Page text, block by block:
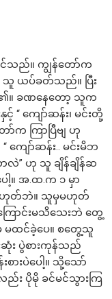
သည်။ ကျွန်တော်က
သူ ယပ်ခတ်သည်။ ပြီး
။ ခဏနေတော့ သူက
“ ကျော်ဆန်း၊ မင်းတို့
ာ်က ကြာပြီဗျ ဟု
ျော်ဆန်း.. မင်းမိဘ
” ဟု သူ ချိန်ချိန်ဆ
ါ့။ အ.ထ.က ၁ မှာ
ဟုတ်ဘဲ။ သူမှမဟုတ်
ောင်းမသိသေးဘဲ တွေ့
ထင်ခဲ့ပေ။ စတွေ့သူ
း ပွဲစားကုန်သည်
ားပဲပေါ့။ သို့သော်
း ပိုမို ခင်မင်သွားကြ